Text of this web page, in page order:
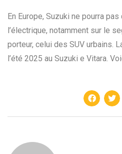
En Europe, Suzuki ne pourra
l’électrique, notamment sur le
porteur, celui des SUV urbains.
l’été 2025 au Suzuki e Vitara.